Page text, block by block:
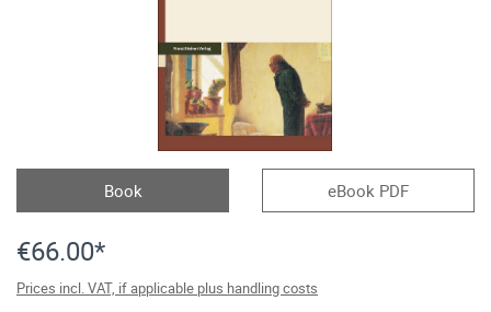
Book eBook PDF
€66.00*
Prices incl. VAT, if applicable plus handling costs